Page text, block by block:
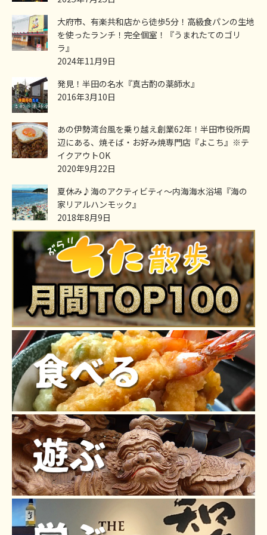
大府市、有楽共和店から徒歩5分！高級食パンの生地
を使ったランチ！完全個室！『うまれたてのゴリ
ラ』
2024年11月9日
発見！半田の名水『真古酌の薬師水』
2016年3月10日
あの伊勢湾台風を乗り越え創業62年！半田市役所周
辺にある、焼そば・お好み焼専門店『よこち』※テ
イクアウトOK
2020年9月22日
夏休み♪海のアクティビティ～内海海水浴場『海の
家リアルハンモック』
2018年8月9日